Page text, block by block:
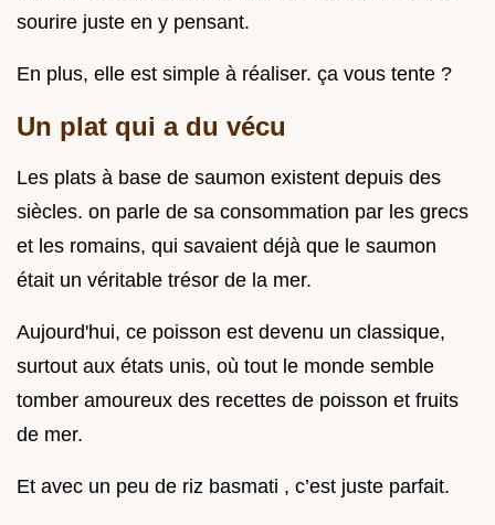
sourire juste en y pensant.
En plus, elle est simple à réaliser. ça vous tente ?
Un plat qui a du vécu
Les plats à base de saumon existent depuis des
siècles. on parle de sa consommation par les grecs
et les romains, qui savaient déjà que le saumon
était un véritable trésor de la mer.
Aujourd'hui, ce poisson est devenu un classique,
surtout aux états unis, où tout le monde semble
tomber amoureux des recettes de poisson et fruits
de mer.
Et avec un peu de riz basmati , c’est juste parfait.